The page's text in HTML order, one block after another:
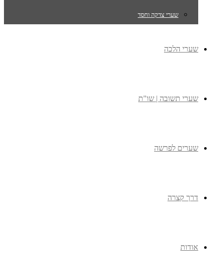
שערי צדקה וחסד
שערי הלכה
שערי תשובה | שו"ת
שערים לפרשה
דרך קצרה
אודות